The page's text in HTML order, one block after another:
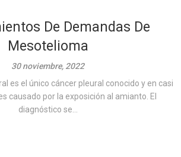
De Demandas De
Mesotelioma
30 noviembre, 2022
es el único cáncer pleural conocido y en casi
causado por la exposición al amianto. El
diagnóstico se...